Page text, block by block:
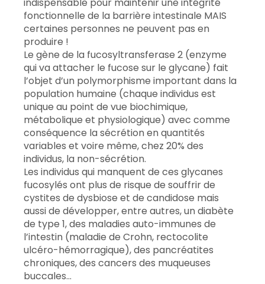
indispensable pour maintenir une intégrité
fonctionnelle de la barrière intestinale MAIS
certaines personnes ne peuvent pas en
produire !
Le gène de la fucosyltransferase 2 (enzyme
qui va attacher le fucose sur le glycane) fait
l’objet d’un polymorphisme important dans la
population humaine (chaque individus est
unique au point de vue biochimique,
métabolique et physiologique) avec comme
conséquence la sécrétion en quantités
variables et voire même, chez 20% des
individus, la non-sécrétion.
Les individus qui manquent de ces glycanes
fucosylés ont plus de risque de souffrir de
cystites de dysbiose et de candidose mais
aussi de développer, entre autres, un diabète
de type 1, des maladies auto-immunes de
l’intestin (maladie de Crohn, rectocolite
ulcéro-hémorragique), des pancréatites
chroniques, des cancers des muqueuses
buccales…